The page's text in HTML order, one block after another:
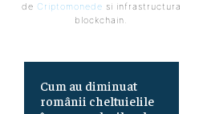
de Criptomonede si infrastructura
blockchain.
Cum au diminuat
românii cheltuielile